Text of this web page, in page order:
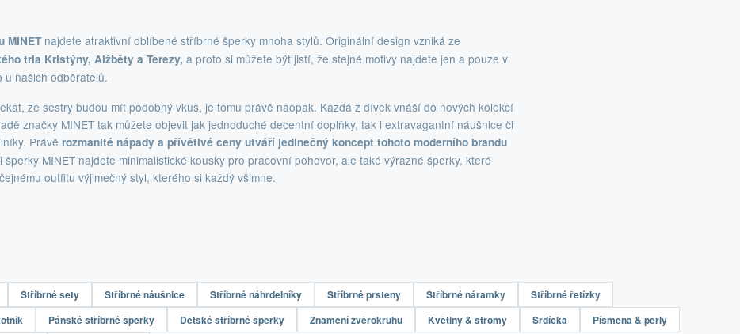
MINETnajdete atraktivní oblíbené stříbrné šperky mnoha stylů. Originální design vzniká ze
tria Kristýny, Alžběty a Terezy, a proto si můžete být jistí, že stejné motivy najdete jen a pouze v
u našich odběratelů.
že sestry budou mít podobný vkus, je tomu právě naopak. Každá z dívek vnáší do nových kolekcí
značky MINET tak můžete objevit jak jednoduché decentní doplňky, tak i extravagantní náušnice či
Právě rozmanité nápady a přívětivé ceny utváří jedinečný koncept tohoto moderního brandu
šperky MINET najdete minimalistické kousky pro pracovní pohovor, ale také výrazné šperky, které
outfitu výjimečný styl, kterého si každý všimne.
Stříbrné sety Stříbrné náušnice Stříbrné náhrdelníky Stříbrné prsteny Stříbrné náramky
Stříbrné řetízky
Pánské stříbrné šperky Dětské stříbrné šperky Znamení zvěrokruhu Květiny & stromy Srdíčka
Písmena & perly